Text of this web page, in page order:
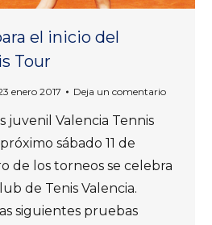
el inicio del
Tour
enero 2017 Deja un comentario
juvenil Valencia Tennis
sábado 11 de
de los torneos se celebra
de Tenis Valencia.
siguientes pruebas